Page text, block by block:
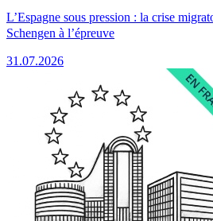
L’Espagne sous pression : la crise
Schengen à l’épreuve
31.07.2026